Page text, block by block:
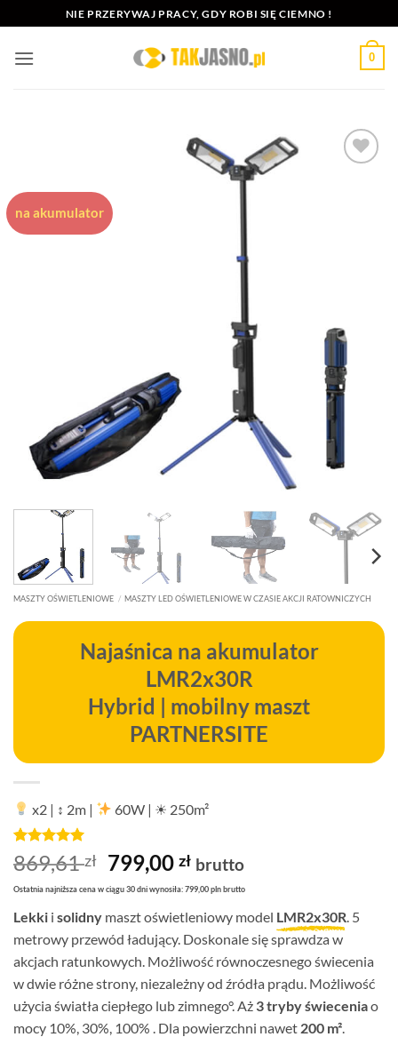
do
zawartości
NIE PRZERYWAJ PRACY, GDY ROBI SIĘ CIEMNO !
0
na akumulator
MASZTY OŚWIETLENIOWE / MASZTY LED OŚWIETLENIOWE W CZASIE AKCJI RATOWNICZYCH
Najaśnica na akumulator
LMR2x30R
Hybrid | mobilny maszt
PARTNERSITE
x2 | ↕ 2m | 60W | ☀ 250m²
Oceniony5
na 5 na
podstawie
1
klienta
869,61zł Pierwotna
cena
869,61 zł.
799,00złAktualna
cena
799,00 zł.
brutto
Ostatnia najniższa cena w ciągu 30 dni wynosiła: 799,00 pln brutto
Lekki i solidny maszt oświetleniowy model LMR2x30R. 5
metrowy przewód ładujący. Doskonale się sprawdza w
akcjach ratunkowych. Możliwość równoczesnego świecenia
w dwie różne strony, niezależny od źródła prądu. Możliwość
użycia światła ciepłego lub zimnego°. Aż 3 tryby świeceniao
mocy 10%, 30%, 100% . Dla powierzchni nawet 200 m².